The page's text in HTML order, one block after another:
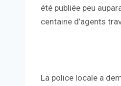
été publiée peu
centaine d’agents
La police locale a